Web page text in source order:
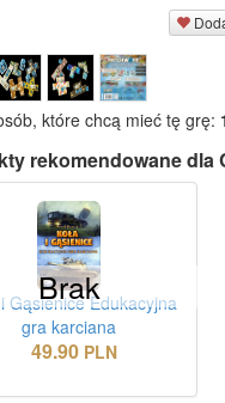
które chcą mieć tę grę:
rekomendowane dla
Brak
i Gąsienice Edukacyjna
gra karciana
49.90 PLN